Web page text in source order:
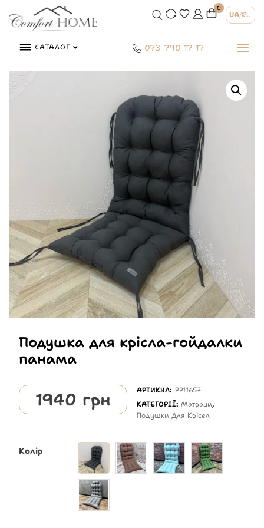
0
UA/RU
КАТАЛОГ 073 790 17 17
Подушка для крісла-гойдалки
панама
1940 грн АРТИКУЛ: 7711657
КАТЕГОРІЇ:Матраци,
Подушки Для Крісел
Колір